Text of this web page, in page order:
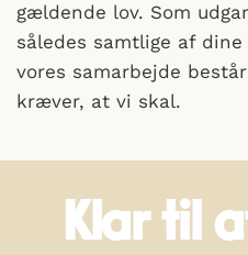
gældende lov. Som
således samtlige af
vores samarbejde
kræver, at vi skal.
Klar til